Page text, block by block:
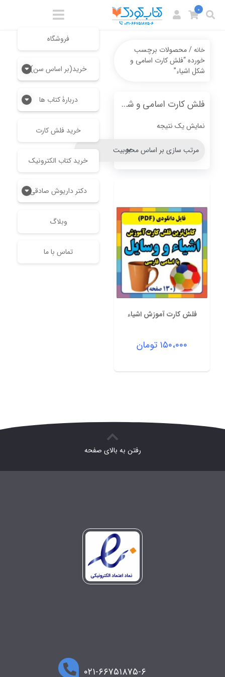
فروشگاه
خرید(بر اساس سن)
دربارۀ کتاب ها
خرید فلش کارت
خرید کتاب الکترونیک
دکتر داریوش صادقی
وبلاگ
تماس با ما
0
خانه/ محصولات برچسب
خورده “فلش کارت اسامی و
شکل اشیاء”
فلش کارت اسامی و شکل اشیاء
نمایش یک نتیجه
فلش کارت آموزش اشیاء
۱۵۰،۰۰۰ تومان
رفتن به بالای صفحه
۰۲۱-۶۶۷۵۱۸۷۵-۶